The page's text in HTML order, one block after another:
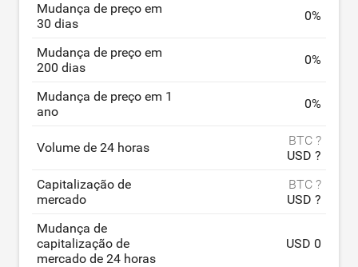
Mudança de preço em
30 dias
0%
Mudança de preço em
200 dias
0%
Mudança de preço em 1
ano
0%
Volume de 24 horas
BTC ?
USD ?
Capitalização de
mercado
BTC ?
USD ?
Mudança de
capitalização de
mercado de 24 horas
USD 0